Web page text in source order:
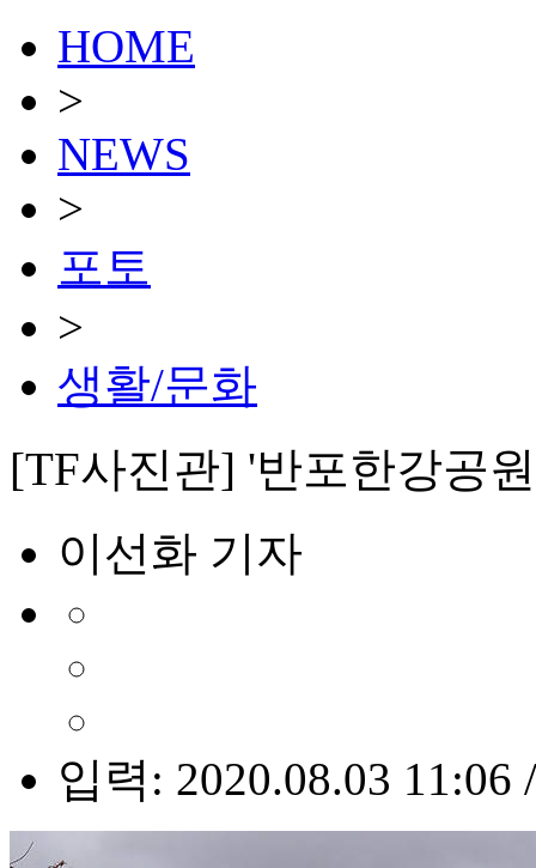
HOME
>
NEWS
>
포토
>
생활/문화
[TF사진관] '반포한강공
이선화 기자
입력: 2020.08.03 11:06